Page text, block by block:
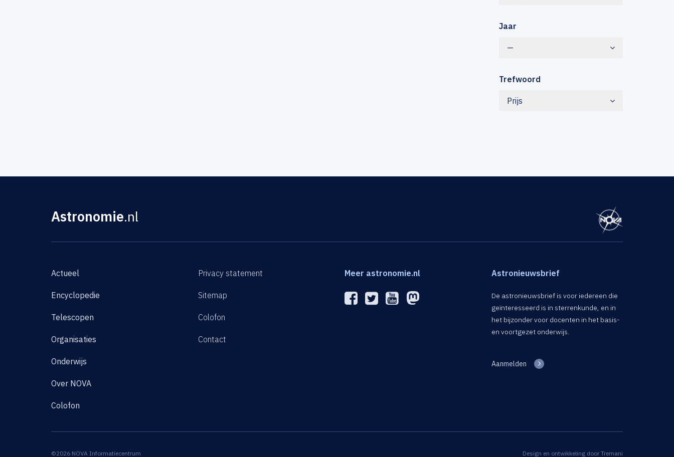
Jaar
—
Trefwoord
Prijs
Astronomie.nl
Actueel
Encyclopedie
Telescopen
Organisaties
Onderwijs
Over NOVA
Colofon
Privacy statement
Sitemap
Colofon
Contact
Meer astronomie.nl Astronieuwsbrief
De astronieuwsbrief is voor iedereen die
geïnteresseerd is in sterrenkunde, en in
het bijzonder voor docenten in het basis-
en voortgezet onderwijs.
Aanmelden
©2026 NOVA Informatiecentrum Design en ontwikkeling door Tremani